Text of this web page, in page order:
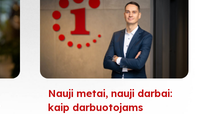
Nauji metai, nauji darbai:
kaip darbuotojams